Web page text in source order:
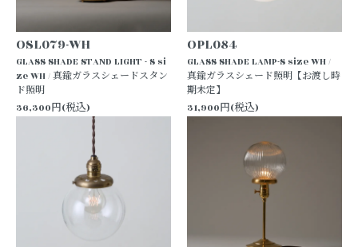
OSL079-WH
GLASS SHADE STAND LIGHT - S si
ze WH / 真鍮ガラスシェードスタン
ド照明
36,300円(税込)
OPL084
GLASS SHADE LAMP-S size WH /
真鍮ガラスシェード照明【お渡し時
期未定】
31,900円(税込)